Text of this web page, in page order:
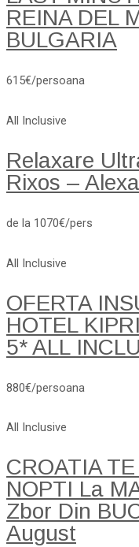
REINA DEL
BULGARIA
615€/persoana
All Inclusive
Relaxare
Rixos –
de la 1070€/pers
All Inclusive
OFERTA
HOTEL
5* ALL
880€/persoana
All Inclusive
CROATIA
NOPTI La
Zbor Din
August